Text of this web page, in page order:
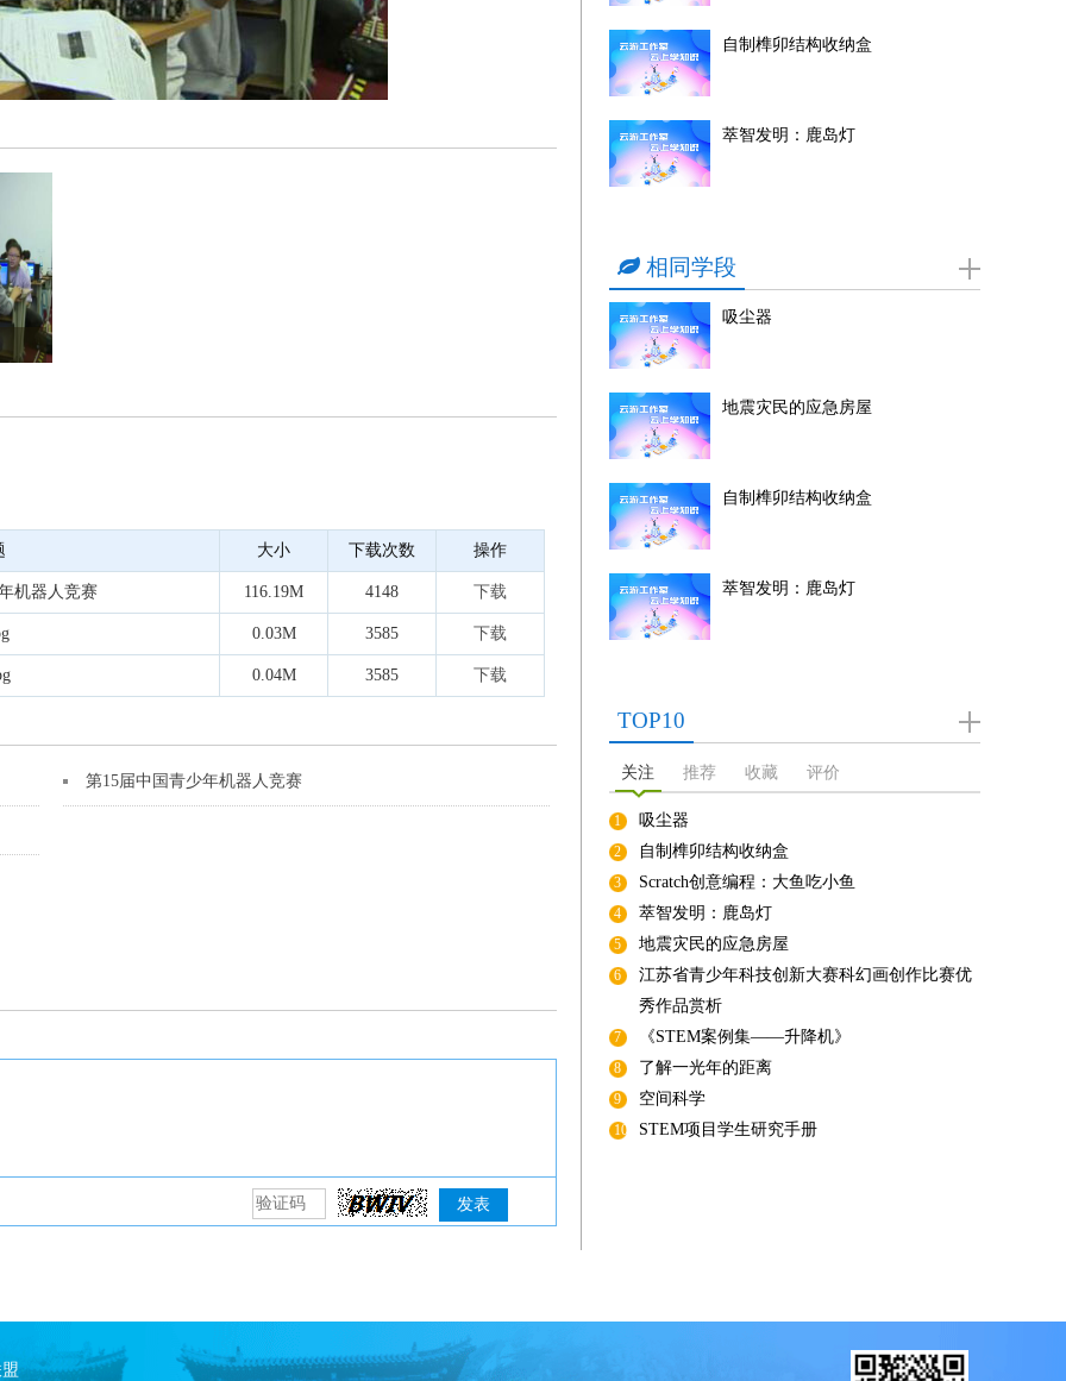
大小 下载次数 操作
机器人竞赛 116.19M 4148 下载
0.03M 3585 下载
0.04M 3585 下载
第15届中国青少年机器人竞赛
发表
自制榫卯结构收纳盒
萃智发明：鹿岛灯
相同学段
吸尘器
地震灾民的应急房屋
自制榫卯结构收纳盒
萃智发明：鹿岛灯
TOP10
关注 推荐 收藏 评价
1 吸尘器
2 自制榫卯结构收纳盒
3 Scratch创意编程：大鱼吃小鱼
4 萃智发明：鹿岛灯
5 地震灾民的应急房屋
6
江苏省青少年科技创新大赛科幻画创作比赛优
秀作品赏析
7 《STEM案例集——升降机》
8 了解一光年的距离
9 空间科学
10 STEM项目学生研究手册